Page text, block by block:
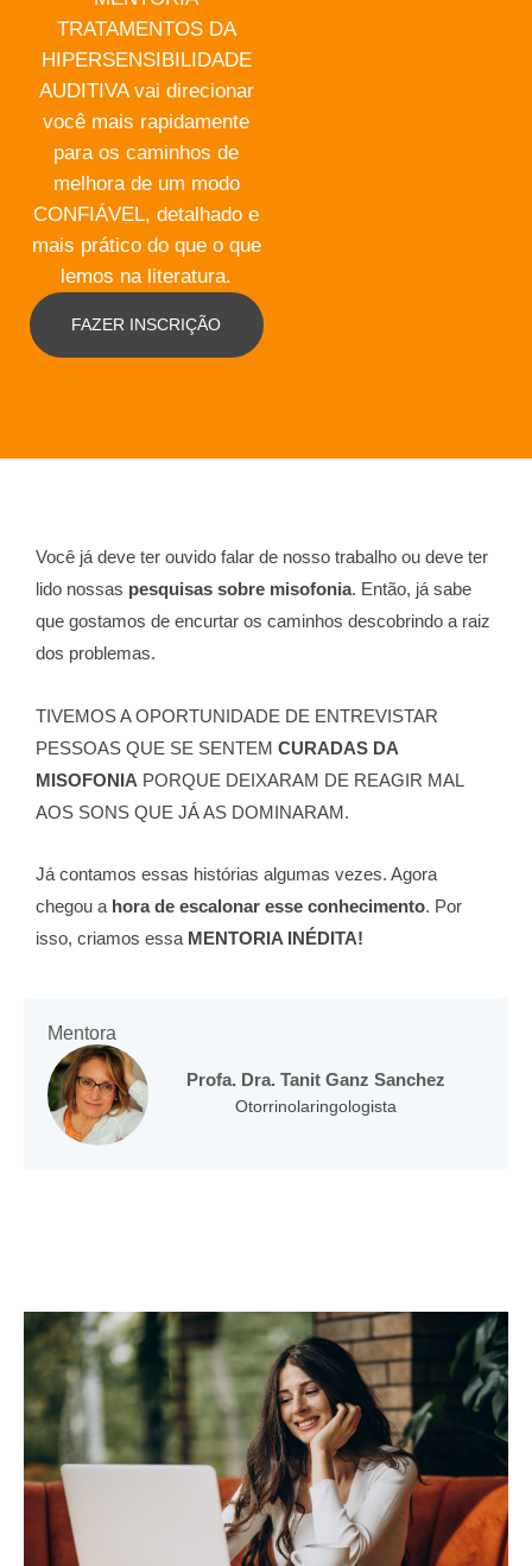
TRATAMENTOS DA
HIPERSENSIBILIDADE
AUDITIVA vai direcionar
você mais rapidamente
para os caminhos de
melhora de um modo
CONFIÁVEL, detalhado e
mais prático do que o que
lemos na literatura.
FAZER INSCRIÇÃO
Você já deve ter ouvido falar de nosso trabalho ou deve ter
lido nossas pesquisas sobre misofonia. Então, já sabe
que gostamos de encurtar os caminhos descobrindo a raiz
dos problemas.
TIVEMOS A OPORTUNIDADE DE ENTREVISTAR
PESSOAS QUE SE SENTEM CURADAS DA
MISOFONIA PORQUE DEIXARAM DE REAGIR MAL
AOS SONS QUE JÁ AS DOMINARAM.
Já contamos essas histórias algumas vezes. Agora
chegou a hora de escalonar esse conhecimento. Por
isso, criamos essa MENTORIA INÉDITA!
Mentora
Profa. Dra. Tanit Ganz Sanchez
Otorrinolaringologista